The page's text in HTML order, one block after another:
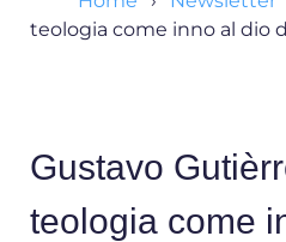
teologia come inno al dio
Gustavo
teologia come